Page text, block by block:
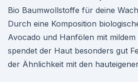
Bio Baumwollstoffe für deine
Durch eine Komposition
Avocado und Hanfölen mit
spendet der Haut besonders gut
der Ähnlichkeit mit den